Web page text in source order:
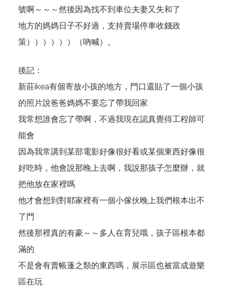
號啊～～～然後因為找不到車位夫妻又失和了
地方的媽媽日子不好過，支持賣場停車收錢政
策））））））（吶喊）。
後記：
新莊ikea有個寄放小孩的地方，門口還貼了一個小孩
的照片說爸爸媽媽不要忘了帶我回家
我常想誰會忘了帶啊，不過我現在認真覺得工程師可
能會
因為我常講到某部電影好像很好看或某個東西好像很
好吃時，他會說那晚上去啊，我說那孩子怎麼辦，就
把他放在家裡嗎
他才會想到對耶家裡有一個小傢伙晚上我們根本出不
了門
然後那裡真的有豪～～多人在育兒哦，孩子區根本都
滿的
不是會有賣帳蓬之類的東西嗎，展示區也被當成遊樂
區在玩